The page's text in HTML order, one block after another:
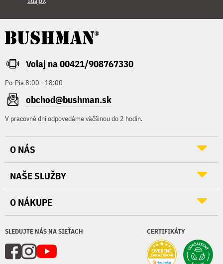
Volaj na 00421/908767330
Po-Pia 8:00 - 18:00
obchod@bushman.sk
V pracovné dni odpovedáme väčšinou do 2 hodín.
SLEDUJTE NÁS NA SIEŤACH CERTIFIKÁTY
O NÁS
NAŠE SLUŽBY
O NÁKUPE